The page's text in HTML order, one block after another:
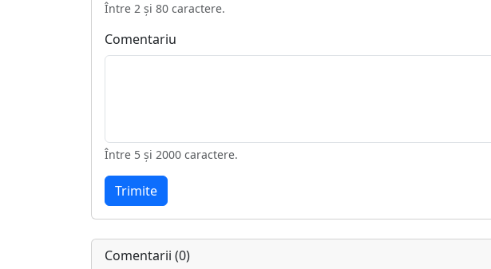
Între 2 și 80 caractere.
Comentariu
Între 5 și 2000 caractere.
Trimite
Comentarii (0)